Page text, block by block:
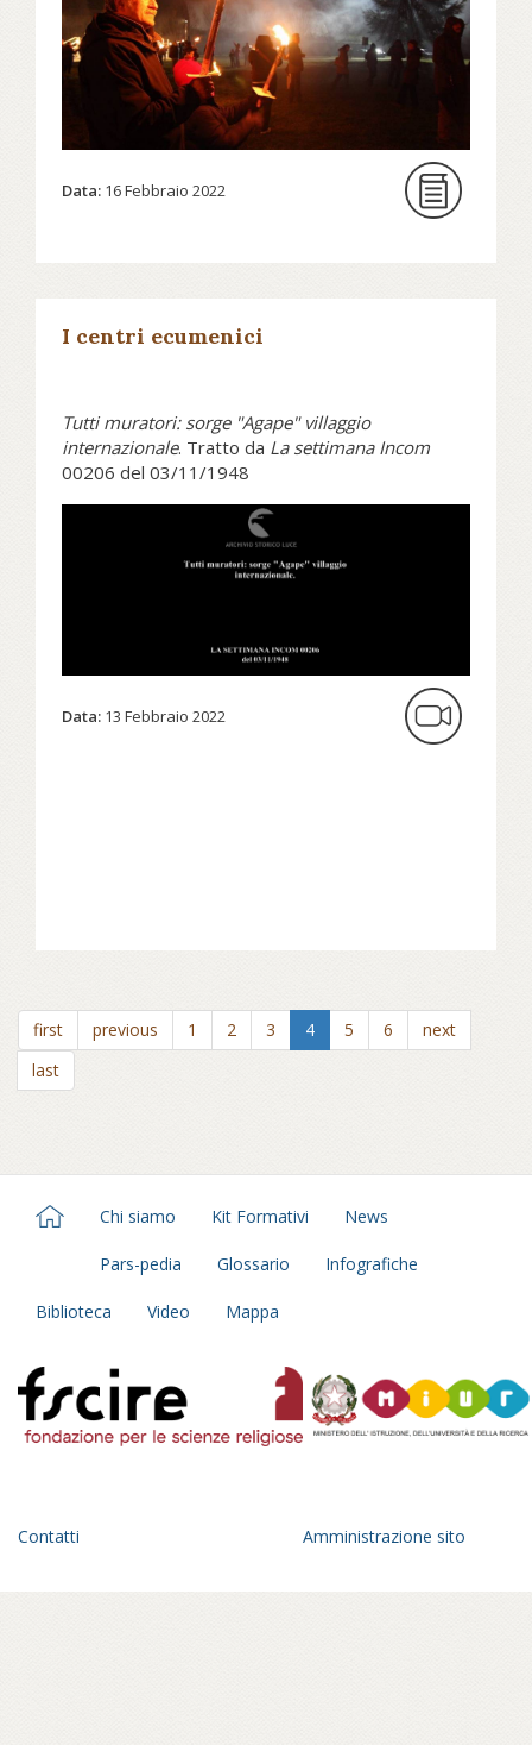
del 17 febbraio, la festa “civile” della
Chiesa valdese. L'articolo è ospitato
dalle pagine del numero di febbraio
de "L'Eco delle valli valdesi", in
distribuzione gratuita in tutto il
Continua a leggere su riforma.it...
Per approfondire puoi seguire il kit
formativo Valdesi curato da Alessia
Data: 16 Febbraio 2022
I centri ecumenici
Tutti muratori: sorge "Agape" villaggio
internazionale. Tratto da La settimana Incom
00206 del 03/11/1948
Data: 13 Febbraio 2022
first previous 1 2 3 4 5 6
next
last
Chi siamo Kit Formativi News
Pars-pedia Glossario Infografiche
Biblioteca Video Mappa
Contatti Amministrazione sito